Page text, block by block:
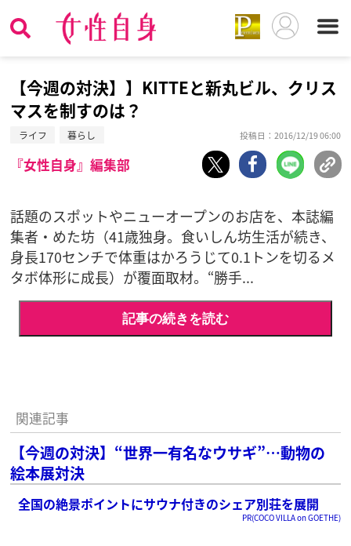
【今週の対決】】KITTEと新丸ビル、クリス
マスを制すのは？
ライフ 暮らし 投稿日：2016/12/19 06:00
『女性自身』編集部
話題のスポットやニューオープンのお店を、本誌編
集者・めた坊（41歳独身。食いしん坊生活が続き、
身長170センチで体重はかろうじて0.1トンを切るメ
タボ体形に成長）が覆面取材。“勝手...
記事の続きを読む
関連記事
【今週の対決】“世界一有名なウサギ”…動物の
絵本展対決
全国の絶景ポイントにサウナ付きのシェア別荘を展開
PR(COCO VILLA on GOETHE)